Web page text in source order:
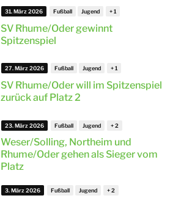
SV Rhume/Oder gewinnt
Spitzenspiel
31. März 2026 Fußball Jugend
SV Rhume/Oder will im Spitzenspiel
zurück auf Platz 2
27. März 2026 Fußball Jugend
Weser/Solling, Northeim und
Rhume/Oder gehen als Sieger vom
Platz
23. März 2026 Fußball Jugend
3. März 2026 Fußball Jugend